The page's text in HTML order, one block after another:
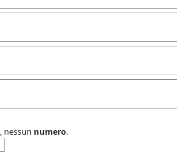
, nessun numero.